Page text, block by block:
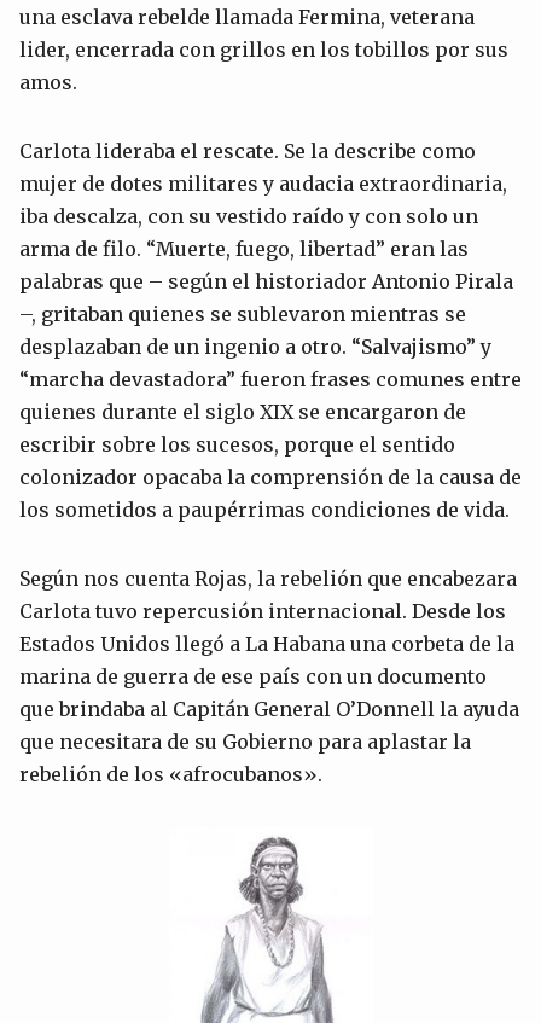
una esclava rebelde llamada Fermina, veterana
lider, encerrada con grillos en los tobillos por sus
amos.
Carlota lideraba el rescate. Se la describe como
mujer de dotes militares y audacia extraordinaria,
iba descalza, con su vestido raído y con solo un
arma de filo. “Muerte, fuego, libertad” eran las
palabras que – según el historiador Antonio Pirala
–, gritaban quienes se sublevaron mientras se
desplazaban de un ingenio a otro. “Salvajismo” y
“marcha devastadora” fueron frases comunes entre
quienes durante el siglo XIX se encargaron de
escribir sobre los sucesos, porque el sentido
colonizador opacaba la comprensión de la causa de
los sometidos a paupérrimas condiciones de vida.
Según nos cuenta Rojas, la rebelión que encabezara
Carlota tuvo repercusión internacional. Desde los
Estados Unidos llegó a La Habana una corbeta de la
marina de guerra de ese país con un documento
que brindaba al Capitán General O’Donnell la ayuda
que necesitara de su Gobierno para aplastar la
rebelión de los «afrocubanos».